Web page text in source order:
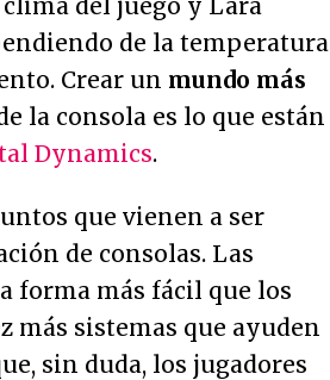
del juego y Lara
de la temperatura
Crear un mundo más
la consola es lo que están
Dynamics.
que vienen a ser
de consolas. Las
forma más fácil que los
más sistemas que ayuden
sin duda, los jugadores